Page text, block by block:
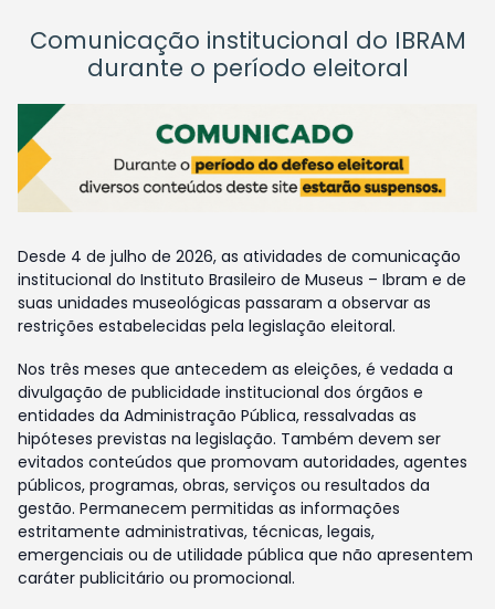
Comunicação institucional do IBRAM
durante o período eleitoral
Desde 4 de julho de 2026, as atividades de comunicação
institucional do Instituto Brasileiro de Museus – Ibram e de
suas unidades museológicas passaram a observar as
restrições estabelecidas pela legislação eleitoral.
Nos três meses que antecedem as eleições, é vedada a
divulgação de publicidade institucional dos órgãos e
entidades da Administração Pública, ressalvadas as
hipóteses previstas na legislação. Também devem ser
evitados conteúdos que promovam autoridades, agentes
públicos, programas, obras, serviços ou resultados da
gestão. Permanecem permitidas as informações
estritamente administrativas, técnicas, legais,
emergenciais ou de utilidade pública que não apresentem
caráter publicitário ou promocional.